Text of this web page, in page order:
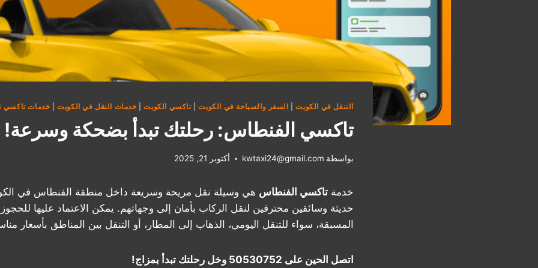
التنقل في الكويت| السفر والسياحة في الكويت|تاكسي الكويت| خدمات النقل في الكويت| خدمات تاكسي 24 ساعة
تاكسي الفنطاس: رحلتك تبدأ بضحكة وسرعة!
بواسطة kwtaxi24@gmail.com أكتوبر 21, 2025
خدمة تاكسي الفنطاس هي وسيلة نقل مريحة وسريعة داخل منطقة الفنطاس في
حديثة وسائقين محترفين لنقل الركاب بأمان إلى وجهاتهم. يمكن الاعتماد عليها
المسبقة، سواء للتنقل اليومي، الذهاب إلى المطار، أو التنقل بين المناطق بأسعار
اتصل الحين على 50530752 وخل رحلتك تبدأ بمزاج!